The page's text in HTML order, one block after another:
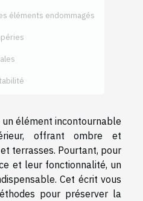
éléments endommagés
élément incontournable
offrant ombre et
terrasses. Pourtant, pour
et leur fonctionnalité, un
Cet écrit vous
pour préserver la